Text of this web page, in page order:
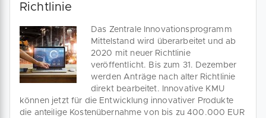
Richtlinie
Das Zentrale Innovationsprogramm
Mittelstand wird überarbeitet und ab
2020 mit neuer Richtlinie
veröffentlicht. Bis zum 31. Dezember
werden Anträge nach alter Richtlinie
direkt bearbeitet. Innovative KMU
können jetzt für die Entwicklung innovativer Produkte
die anteilige Kostenübernahme von bis zu 400.000 EUR